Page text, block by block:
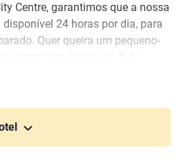
Centre, garantimos que a nossa
24 horas por dia, para
Quer queira um pequeno-
das poucas cadeias hoteleiras
os animais como os donos,